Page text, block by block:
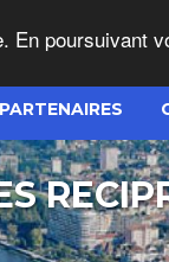
poursuivant
PARTENAIRES